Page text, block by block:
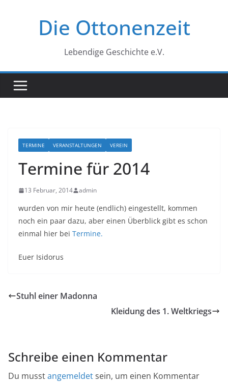
Die Ottonenzeit
Lebendige Geschichte e.V.
TERMINE VERANSTALTUNGEN VEREIN
Termine für 2014
13 Februar, 2014 admin
wurden von mir heute (endlich) eingestellt, kommen
noch ein paar dazu, aber einen Überblick gibt es schon
einmal hier bei Termine.
Euer Isidorus
Stuhl einer Madonna
Kleidung des 1. Weltkriegs
Schreibe einen Kommentar
Du musstangemeldetsein, um einen Kommentar